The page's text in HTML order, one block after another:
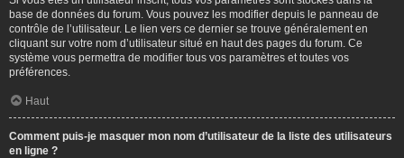
base de données du forum. Vous pouvez les modifier depuis le panneau de
contrôle de l’utilisateur. Le lien vers ce dernier se trouve généralement en
cliquant sur votre nom d’utilisateur situé en haut des pages du forum. Ce
système vous permettra de modifier tous vos paramètres et toutes vos
préférences.
Haut
Comment puis-je masquer mon nom d’utilisateur de la liste des utilisateurs
en ligne ?